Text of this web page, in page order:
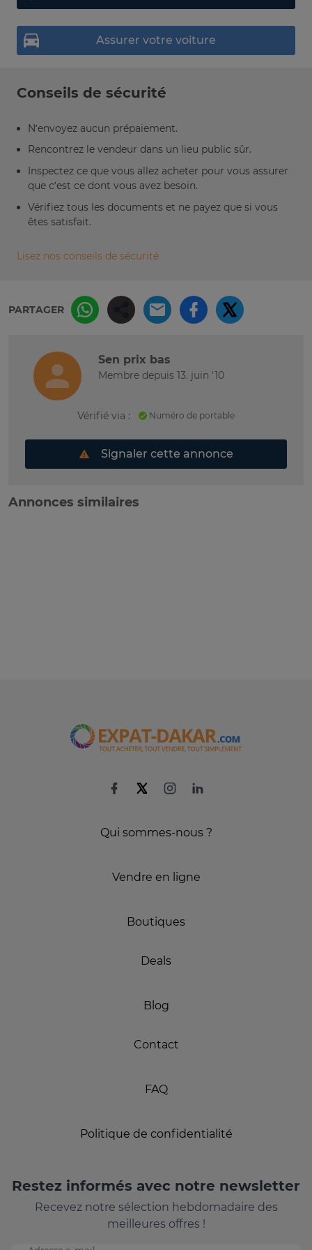
Assurer votre voiture
Conseils de sécurité
N’envoyez aucun prépaiement.
Rencontrez le vendeur dans un lieu public sûr.
Inspectez ce que vous allez acheter pour vous assurer
que c’est ce dont vous avez besoin.
Vérifiez tous les documents et ne payez que si vous
êtes satisfait.
Lisez nos conseils de sécurité
PARTAGER
Sen prix bas
Membre depuis 13. juin '10
Vérifié via : Numéro de portable
Signaler cette annonce
Annonces similaires
Qui sommes-nous ?
Vendre en ligne
Boutiques
Deals
Blog
Contact
FAQ
Politique de confidentialité
Restez informés avec notre newsletter
Recevez notre sélection hebdomadaire des
meilleures offres !